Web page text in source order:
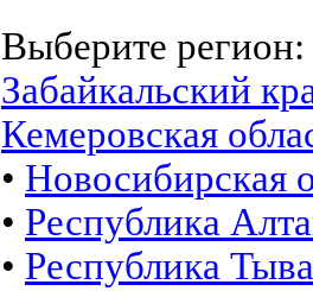
Выберите регион:
Забайкальский
Кемеровская
• Новосибирская
• Республика
• Республика Тыва